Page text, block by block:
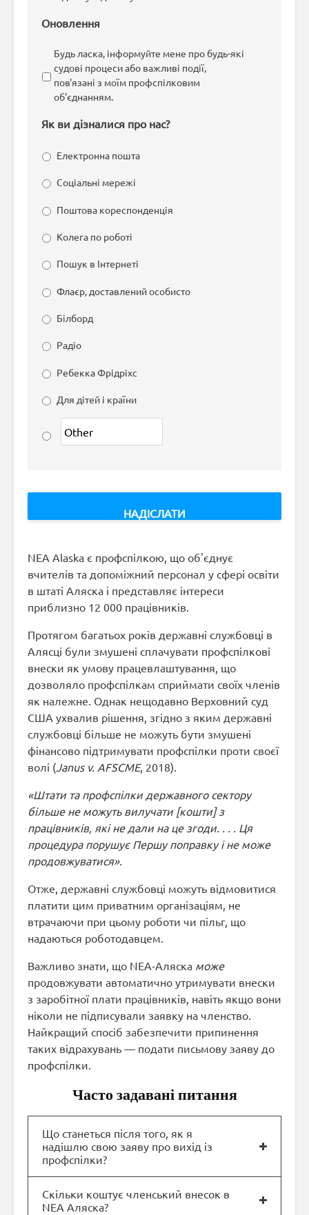
Оновлення
Будь ласка, інформуйте мене про будь-які
судові процеси або важливі події,
пов'язані з моїм профспілковим
об'єднанням.
Як ви дізналися про нас?
Електронна пошта
Соціальні мережі
Поштова кореспонденція
Колега по роботі
Пошук в Інтернеті
Флаєр, доставлений особисто
Білборд
Радіо
Ребекка Фрідріхс
Для дітей і країни
NEA Alaska є профспілкою, що об'єднує
вчителів та допоміжний персонал у сфері освіти
в штаті Аляска і представляє інтереси
приблизно 12 000 працівників.
Протягом багатьох років державні службовці в
Алясці були змушені сплачувати профспілкові
внески як умову працевлаштування, що
дозволяло профспілкам сприймати своїх членів
як належне. Однак нещодавно Верховний суд
США ухвалив рішення, згідно з яким державні
службовці більше не можуть бути змушені
фінансово підтримувати профспілки проти своєї
волі (Janus v. AFSCME, 2018).
«Штати та профспілки державного сектору
більше не можуть вилучати [кошти] з
працівників, які не дали на це згоди. . . . Ця
процедура порушує Першу поправку і не може
продовжуватися».
Отже, державні службовці можуть відмовитися
платити цим приватним організаціям, не
втрачаючи при цьому роботи чи пільг, що
надаються роботодавцем.
Важливо знати, що NEA-Аляска може
продовжувати автоматично утримувати внески
з заробітної плати працівників, навіть якщо вони
ніколи не підписували заявку на членство.
Найкращий спосіб забезпечити припинення
таких відрахувань — подати письмову заяву до
профспілки.
Часто задавані питання
Що станеться після того, як я
надішлю свою заяву про вихід із
профспілки?
Скільки коштує членський внесок в
NEA Аляска?